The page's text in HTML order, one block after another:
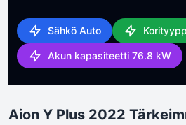
Sähkö Auto
Akun kapasiteetti 76.8 kW
Aion Y Plus 2022